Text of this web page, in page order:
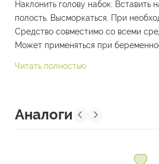
Наклонить голову набок. Вставить
полость. Высморкаться. При
Средство совместимо со всеми
Может применяться при
Читать полностью
Аналоги